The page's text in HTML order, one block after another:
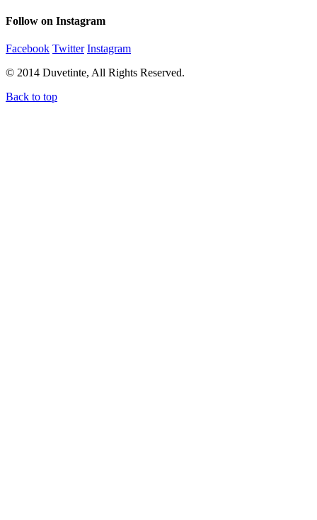
Follow on Instagram
Facebook Twitter Instagram
© 2014 Duvetinte, All Rights Reserved.
Back to top